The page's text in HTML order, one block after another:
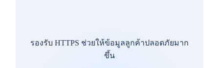
รองรับ HTTPS ช่วยให้ข้อมูลลูกค้าปลอดภัยมาก
ขึ้น